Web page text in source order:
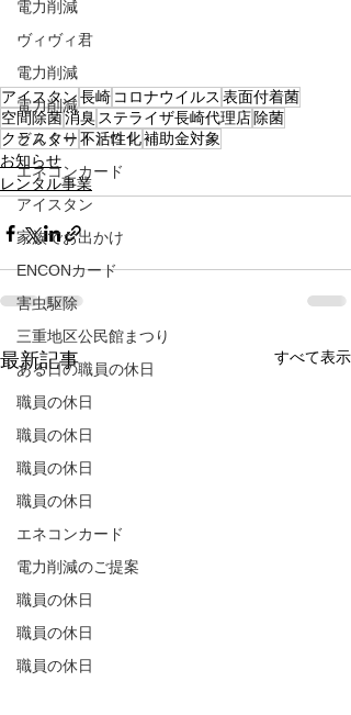
電力削減
ヴィヴィ君
電力削減
電力削減
どんぐりトトロ！
エネコンカード
アイスタン
家族でお出かけ
ENCONカード
害虫駆除
三重地区公民館まつり
ある日の職員の休日
職員の休日
職員の休日
職員の休日
職員の休日
エネコンカード
電力削減のご提案
職員の休日
職員の休日
職員の休日
アイスタン長崎 コロナウイルス 表面付着菌
空間除菌消臭 ステライザ長崎代理店 除菌
クラスター 不活性化補助金対象
お知らせ
レンタル事業
最新記事 すべて表示